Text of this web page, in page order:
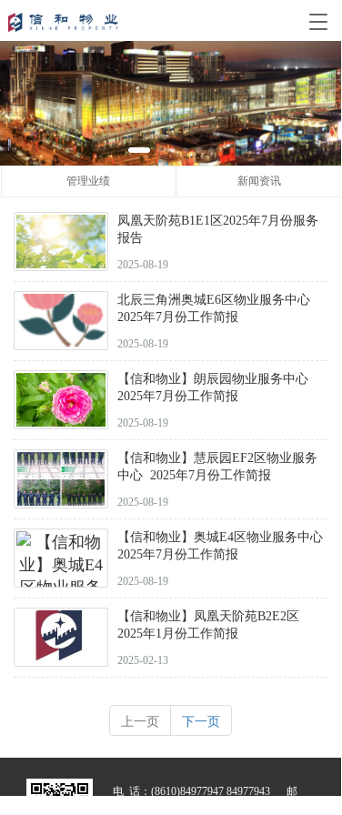
T
o
g
l
e
n
a
v
o
管理业绩 新闻资讯
凤凰天阶苑B1E1区2025年7月份服务
报告
2025-08-19
北辰三角洲奥城E6区物业服务中心
2025年7月份工作简报
2025-08-19
【信和物业】朗辰园物业服务中心
2025年7月份工作简报
2025-08-19
【信和物业】慧辰园EF2区物业服务
中心 2025年7月份工作简报
2025-08-19
【信和物业】奥城E4区物业服务中心
2025年7月份工作简报
2025-08-19
【信和物业】凤凰天阶苑B2E2区
2025年1月份工作简报
2025-02-13
上一页 下一页
电  话：(8610)84977947 84977943      邮